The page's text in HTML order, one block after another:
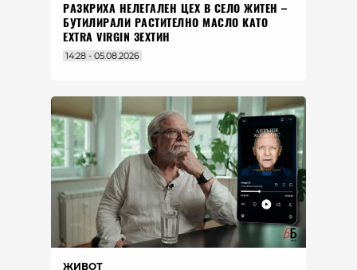
РАЗКРИХА НЕЛЕГАЛЕН ЦЕХ В СЕЛО ЖИТЕН –
БУТИЛИРАЛИ РАСТИТЕЛНО МАСЛО КАТО
EXTRA VIRGIN ЗЕХТИН
14:28 - 05.08.2026
ЖИВОТ